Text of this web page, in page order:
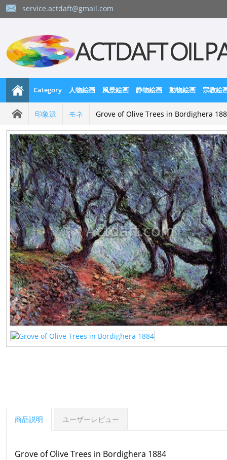
service.actdaft@gmail.com
Category 人物絵画 風景絵画 静物絵画 動物絵画 宗教絵
印象派 モネ Grove of Olive Trees in Bordighera
商品説明 ユーザーレビュー
Grove of Olive Trees in Bordighera 1884